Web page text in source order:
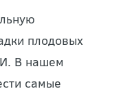
плодовых
В нашем
самые